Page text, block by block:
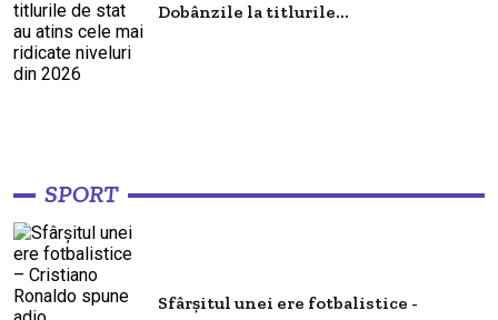
Dobânzile la titlurile...
SPORT
Sfârșitul unei ere fotbalistice -